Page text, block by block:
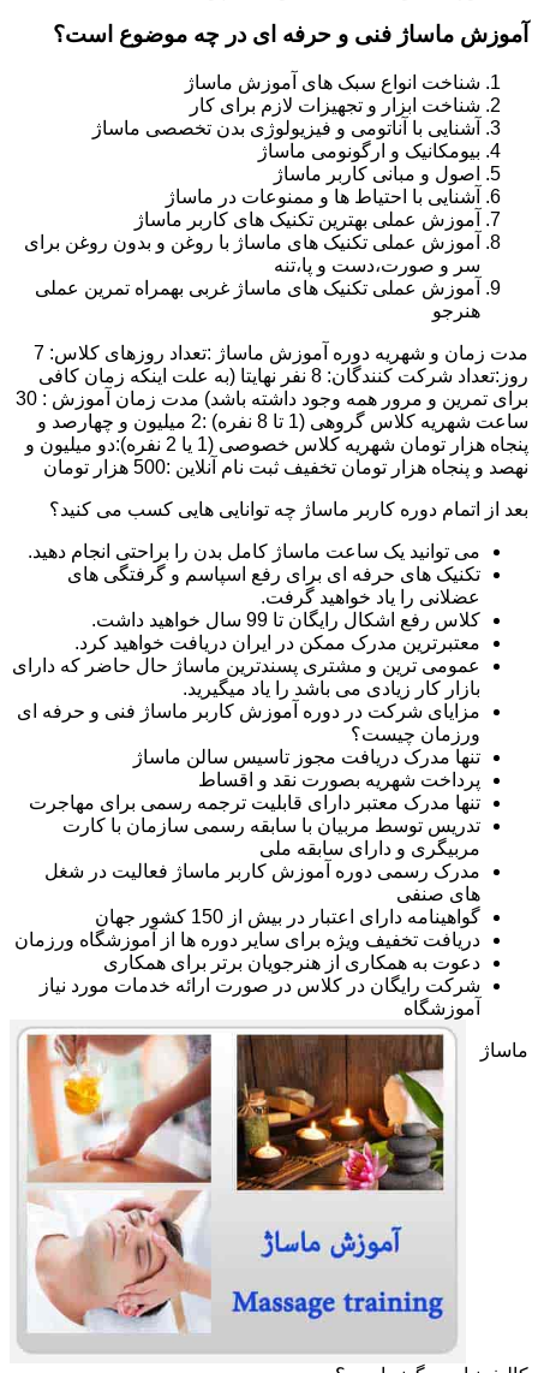
آموزش ماساژ فنی و حرفه ای در چه موضوع است؟
شناخت انواع سبک های آموزش ماساژ
شناخت ابزار و تجهیزات لازم برای کار
آشنایی با آناتومی و فیزیولوژی بدن تخصصی ماساژ
بیومکانیک و ارگونومی ماساژ
اصول و مبانی کاربر ماساژ
آشنایی با احتیاط ها و ممنوعات در ماساژ
آموزش عملی بهترین تکنیک های کاربر ماساژ
آموزش عملی تکنیک های ماساژ با روغن و بدون روغن برای
سر و صورت،دست و پا،تنه
آموزش عملی تکنیک های ماساژ غربی بهمراه تمرین عملی
هنرجو
مدت زمان و شهریه دوره آموزش ماساژ :تعداد روزهای کلاس: 7
روز:تعداد شرکت کنندگان: 8 نفر نهایتا (به علت اینکه زمان کافی
برای تمرین و مرور همه وجود داشته باشد) مدت زمان آموزش : 30
ساعت شهریه کلاس گروهی (1 تا 8 نفره) :2 میلیون و چهارصد و
پنجاه هزار تومان شهریه کلاس خصوصی (1 یا 2 نفره):دو میلیون و
نهصد و پنجاه هزار تومان تخفیف ثبت نام آنلاین :500 هزار تومان
بعد از اتمام دوره کاربر ماساژ چه توانایی هایی کسب می کنید؟
می توانید یک ساعت ماساژ کامل بدن را براحتی انجام دهید.
تکنیک های حرفه ای برای رفع اسپاسم و گرفتگی های
عضلانی را یاد خواهید گرفت.
کلاس رفع اشکال رایگان تا 99 سال خواهید داشت.
معتبرترین مدرک ممکن در ایران دریافت خواهید کرد.
عمومی ترین و مشتری پسندترین ماساژ حال حاضر که دارای
بازار کار زیادی می باشد را یاد میگیرید.
مزایای شرکت در دوره آموزش کاربر ماساژ فنی و حرفه ای
ورزمان چیست؟
تنها مدرک دریافت مجوز تاسیس سالن ماساژ
پرداخت شهریه بصورت نقد و اقساط
تنها مدرک معتبر دارای قابلیت ترجمه رسمی برای مهاجرت
تدریس توسط مربیان با سابقه رسمی سازمان با کارت
مربیگری و دارای سابقه ملی
مدرک رسمی دوره آموزش کاربر ماساژ فعالیت در شغل
های صنفی
گواهینامه دارای اعتبار در بیش از 150 کشور جهان
دریافت تخفیف ویژه برای سایر دوره ها از آموزشگاه ورزمان
دعوت به همکاری از هنرجویان برتر برای همکاری
شرکت رایگان در کلاس در صورت ارائه خدمات مورد نیاز
آموزشگاه
ماساژ